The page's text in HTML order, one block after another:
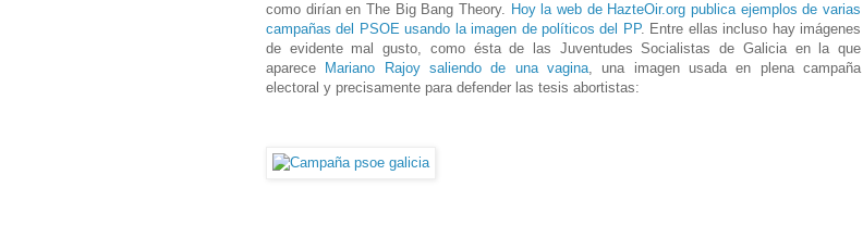
como dirían en The Big Bang Theory. Hoy la web de HazteOir.org publica ejemplos de varias
campañas del PSOE usando la imagen de políticos del PP. Entre ellas incluso hay imágenes
de evidente mal gusto, como ésta de las Juventudes Socialistas de Galicia en la que
aparece
Mariano Rajoy saliendo de una vagina, una imagen usada en plena campaña
electoral y precisamente para defender las tesis abortistas: